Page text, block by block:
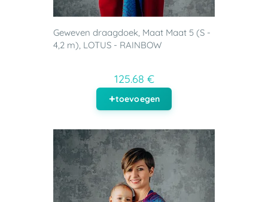
Geweven draagdoek, Maat Maat 5 (S -
4,2 m), LOTUS - RAINBOW
125.68 €
toevoegen